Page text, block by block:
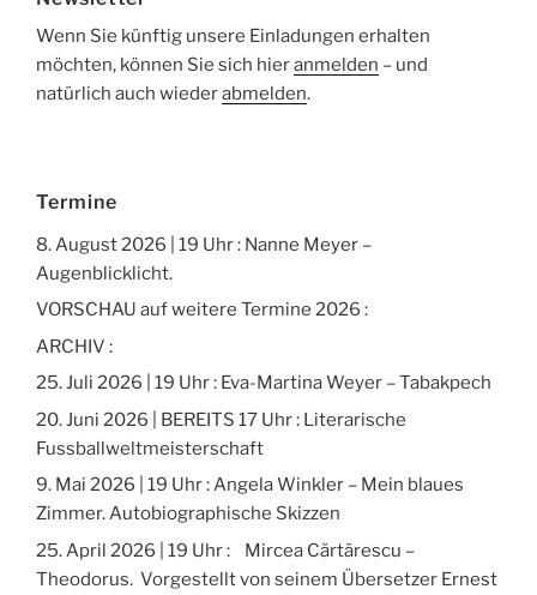
Wenn Sie künftig unsere Einladungen erhalten
möchten, können Sie sich hieranmelden – und
natürlich auch wiederabmelden.
Termine
8. August 2026 | 19 Uhr : Nanne Meyer –
Augenblicklicht.
VORSCHAU auf weitere Termine 2026 :
ARCHIV :
25. Juli 2026 | 19 Uhr : Eva-Martina Weyer – Tabakpech
20. Juni 2026 | BEREITS 17 Uhr : Literarische
Fussballweltmeisterschaft
9. Mai 2026 | 19 Uhr : Angela Winkler – Mein blaues
Zimmer. Autobiographische Skizzen
25. April 2026 | 19 Uhr : Mircea Cărtărescu –
Theodorus. Vorgestellt von seinem Übersetzer Ernest